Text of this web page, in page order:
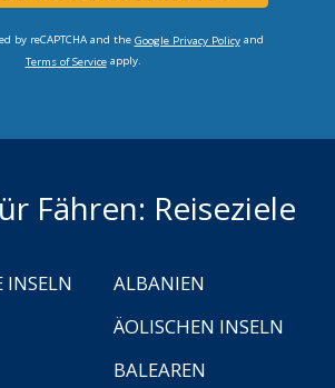
by reCAPTCHA and the Google Privacy Policyand
Terms of Serviceapply.
Fähren: Reiseziele
INSELN
ALBANIEN
ÄOLISCHEN INSELN
BALEAREN